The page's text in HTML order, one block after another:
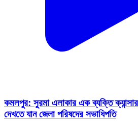
কমলপুর: সুরমা এলাকার এক ব্যক্তি
দেখতে যান জেলা পরিষদের সভাধিপতি